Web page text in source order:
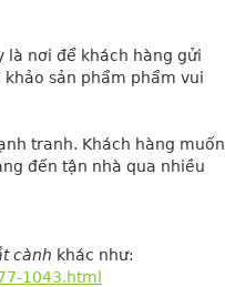
là nơi để khách hàng gửi
sản phẩm phẩm vui
tranh. Khách hàng muốn
đến tận nhà qua nhiều
cành khác như:
1043.html